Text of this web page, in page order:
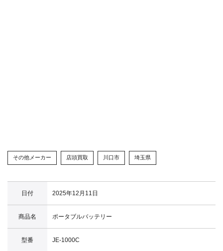
その他メーカー 店頭買取 川口市 埼玉県
日付 2025年12月11日
商品名 ポータブルバッテリー
型番 JE-1000C